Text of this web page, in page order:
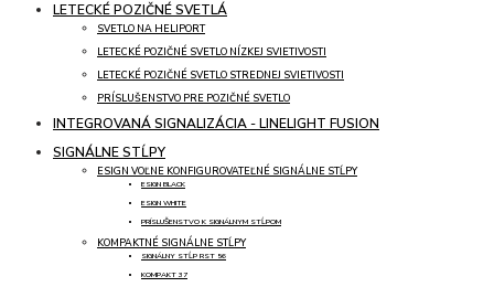
LETECKÉ POZIČNÉ SVETLÁ
SVETLO NA HELIPORT
LETECKÉ POZIČNÉ SVETLO NÍZKEJ SVIETIVOSTI
LETECKÉ POZIČNÉ SVETLO STREDNEJ SVIETIVOSTI
PRÍSLUŠENSTVO PRE POZIČNÉ SVETLO
INTEGROVANÁ SIGNALIZÁCIA - LINELIGHT FUSION
SIGNÁLNE STĹPY
ESIGN VOĽNE KONFIGUROVATEĽNÉ SIGNÁLNE STĹPY
ESIGN BLACK
ESIGN WHITE
PRÍSLUŠENSTVO K SIGNÁLNYM STĹPOM
KOMPAKTNÉ SIGNÁLNE STĹPY
SIGNÁLNY STĹP RST 56
KOMPAKT 37